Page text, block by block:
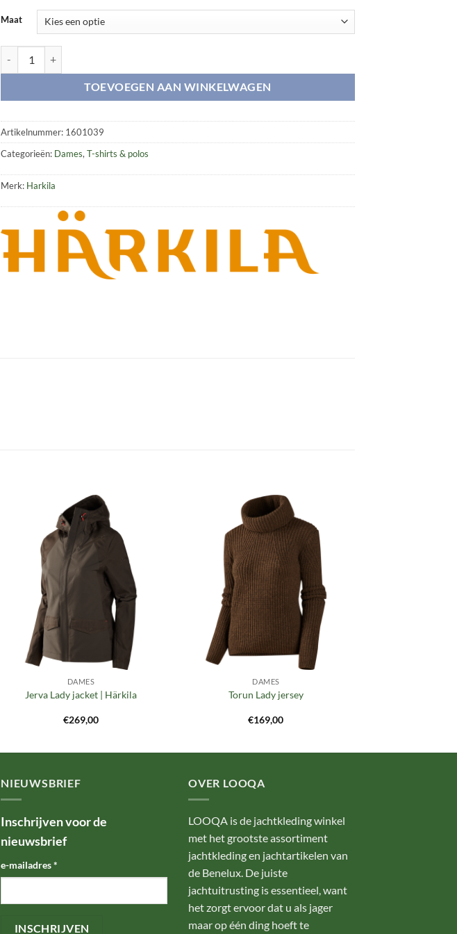
Maat
TOEVOEGEN AAN WINKELWAGEN
Artikelnummer: 1601039
Categorieën: Dames, T-shirts & polos
Merk: Harkila
Toevoegen
verlanglijst
DAMES
Jerva Lady jacket | Härkila
€269,00
Toevoegen
aan
verlanglijst
DAMES
Torun Lady jersey
€169,00
NIEUWSBRIEF
Inschrijven voor de
nieuwsbrief
e-mailadres*
OVER LOOQA
LOOQA is de jachtkleding winkel
met het grootste assortiment
jachtkleding en jachtartikelen van
de Benelux. De juiste
jachtuitrusting is essentieel, want
het zorgt ervoor dat u als jager
maar op één ding hoeft te